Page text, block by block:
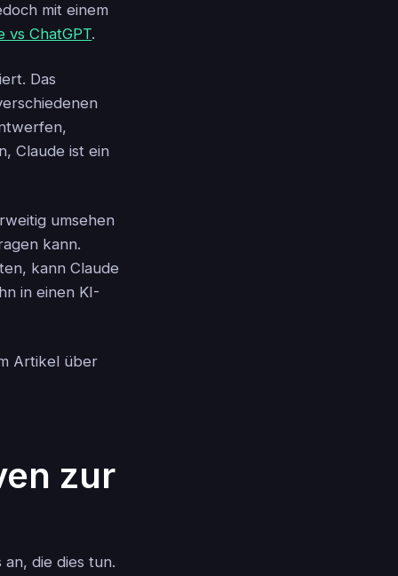
mit einem
vs ChatGPT.
Das
Claude ist ein
umsehen
kann.
kann Claude
in einen KI-
Artikel über
zur
die dies tun.